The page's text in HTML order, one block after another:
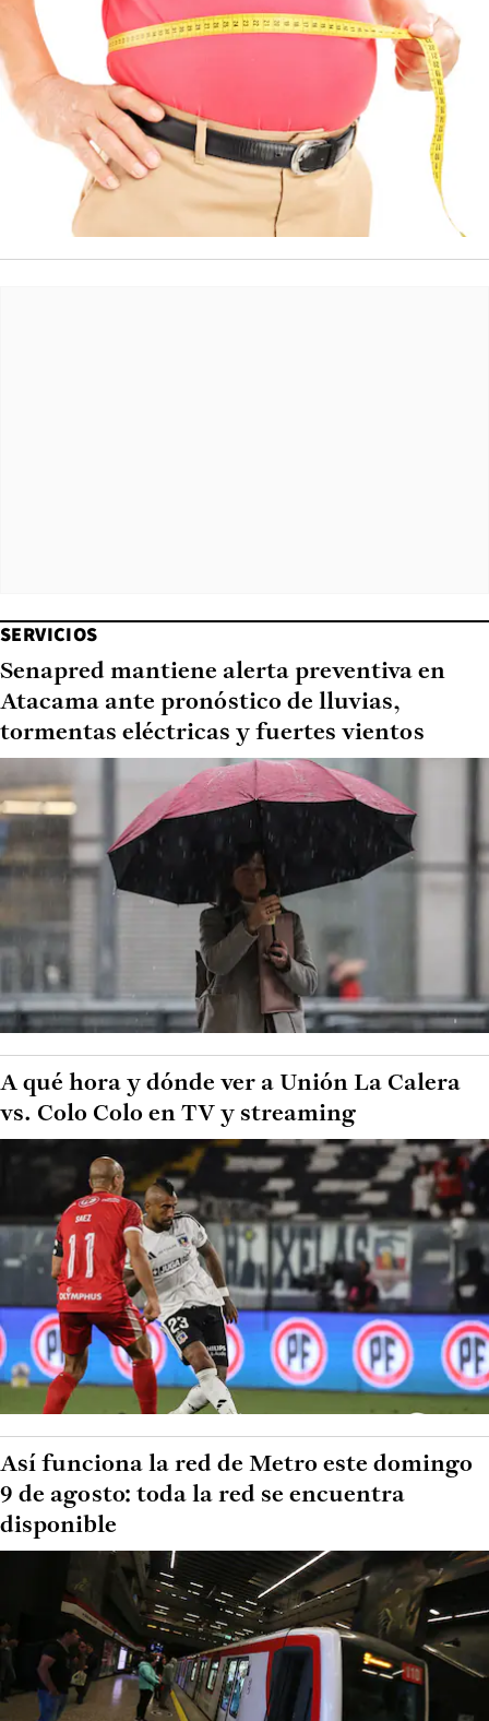
SERVICIOS
Senapred mantiene alerta preventiva en
Atacama ante pronóstico de lluvias,
tormentas eléctricas y fuertes vientos
A qué hora y dónde ver a Unión La Calera
vs. Colo Colo en TV y streaming
Así funciona la red de Metro este domingo
9 de agosto: toda la red se encuentra
disponible